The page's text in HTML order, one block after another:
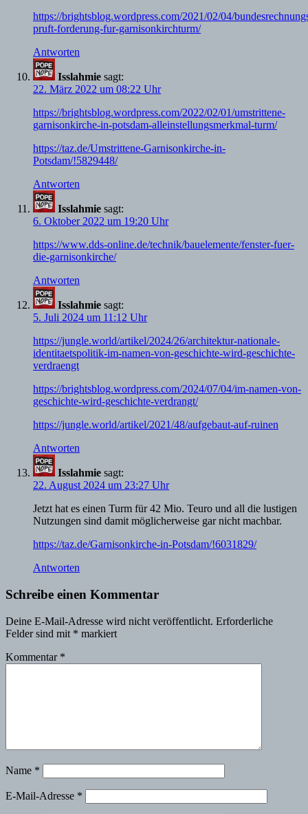
https://brightsblog.wordpress.com/2021/02/04/
pruft-forderung-fur-garnisonkirchturm/
Antworten
Isslahmie sagt:
22. März 2022 um 08:22 Uhr
https://brightsblog.wordpress.com/2022/02/01/umstrittene-
garnisonkirche-in-potsdam-alleinstellungsmerkmal-turm/
https://taz.de/Umstrittene-Garnisonkirche-in-
Potsdam/!5829448/
Antworten
Isslahmie sagt:
6. Oktober 2022 um 19:20 Uhr
https://www.dds-online.de/technik/bauelemente/fenster-fuer-
die-garnisonkirche/
Antworten
Isslahmie sagt:
5. Juli 2024 um 11:12 Uhr
https://jungle.world/artikel/2024/26/architektur-nationale-
identitaetspolitik-im-namen-von-geschichte-wird-geschichte-
verdraengt
https://brightsblog.wordpress.com/2024/07/04/im-namen-von-
geschichte-wird-geschichte-verdrangt/
https://jungle.world/artikel/2021/48/aufgebaut-auf-ruinen
Antworten
Isslahmie sagt:
22. August 2024 um 23:27 Uhr
Jetzt hat es einen Turm für 42 Mio. Teuro und all die lustigen
Nutzungen sind damit möglicherweise gar nicht machbar.
https://taz.de/Garnisonkirche-in-Potsdam/!6031829/
Antworten
Schreibe einen Kommentar
Deine E-Mail-Adresse wird nicht veröffentlicht. Erforderliche
Felder sind mit * markiert
Kommentar *
Name *
E-Mail-Adresse *